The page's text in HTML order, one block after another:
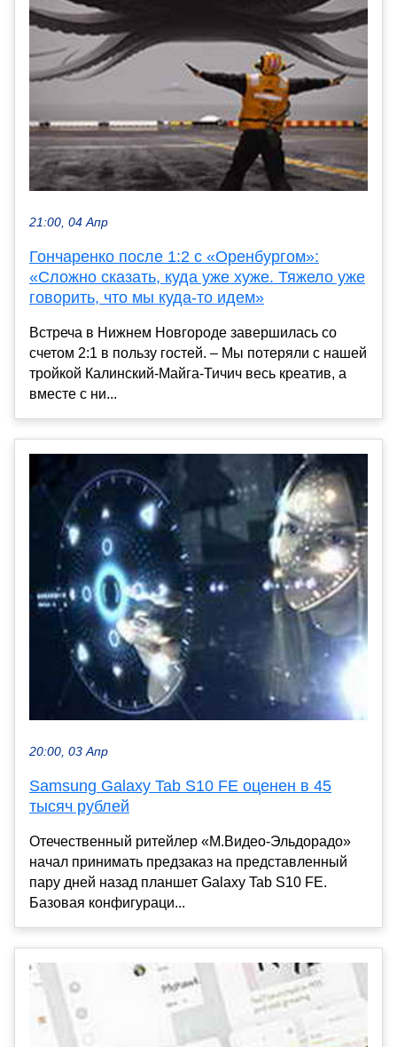
21:00, 04 Апр
Гончаренко после 1:2 с «Оренбургом»:
«Сложно сказать, куда уже хуже. Тяжело уже
говорить, что мы куда‑то идем»
Встреча в Нижнем Новгороде завершилась со
счетом 2:1 в пользу гостей. – Мы потеряли с нашей
тройкой Калинский‑Майга‑Тичич весь креатив, а
вместе с ни...
20:00, 03 Апр
Samsung Galaxy Tab S10 FE оценен в 45
тысяч рублей
Отечественный ритейлер «М.Видео-Эльдорадо»
начал принимать предзаказ на представленный
пару дней назад планшет Galaxy Tab S10 FE.
Базовая конфигураци...